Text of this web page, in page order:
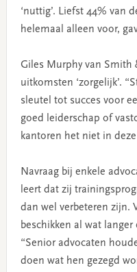
‘nuttig’. Liefst 44% van
helemaal alleen voor,
Giles Murphy van
uitkomsten ‘zorgelijk’.
sleutel tot succes voor
goed leiderschap of
kantoren het niet in
Navraag bij enkele
leert dat zij
dan wel verbeteren zijn.
beschikken al wat langer
“Senior advocaten
doen wat hen gezegd